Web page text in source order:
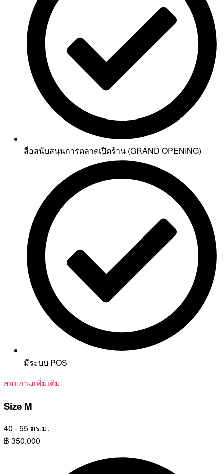
สื่อสนับสนุนการตลาดเปิดร้าน (GRAND OPENING)
มีระบบ POS
สอบถามเพิ่มเติม
Size M
40 - 55 ตร.ม.
฿ 350,000